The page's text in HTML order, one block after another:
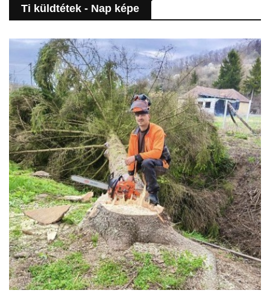
Ti küldtétek - Nap képe